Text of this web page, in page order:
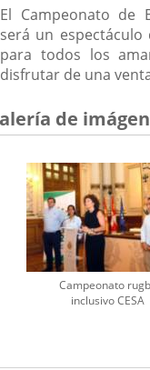
El Campeonato de
será un
para todos los
disfrutar de una
de
Campeonato
inclusivo CESA